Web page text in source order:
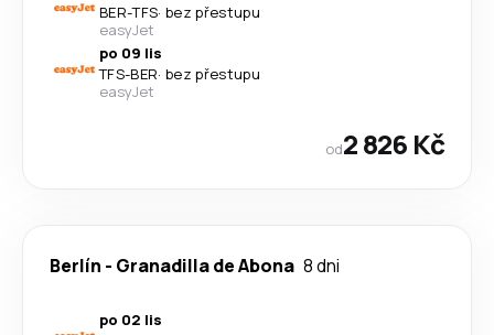
BER-TFS· bez přestupu
easyJet
po 09 lis
TFS-BER· bez přestupu
easyJet
od2 826 Kč
Berlín - Granadilla de Abona 8 dni
po 02 lis